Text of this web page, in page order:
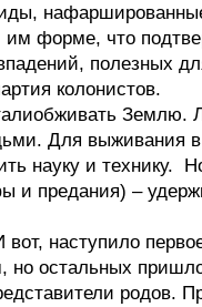
форме, что
полезных
колонистов.
Землю.
Для выживания
науку и технику.
и предания) –
наступило
но остальных
родов.